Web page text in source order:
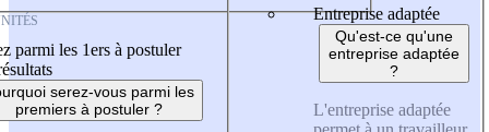
parmi les 1ers à postuler
serez-vous parmi les
premiers à postuler ?
Entreprise adaptée
Qu'est-ce qu'une
entreprise adaptée
?
L'entreprise adaptée